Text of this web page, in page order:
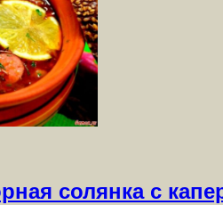
солянка с